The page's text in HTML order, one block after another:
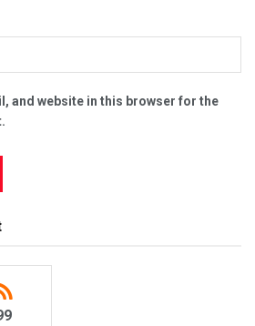
and website in this browser for the